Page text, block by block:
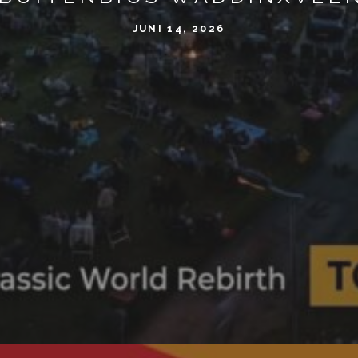
12 september
WadSportief
JUNI 14, 2026